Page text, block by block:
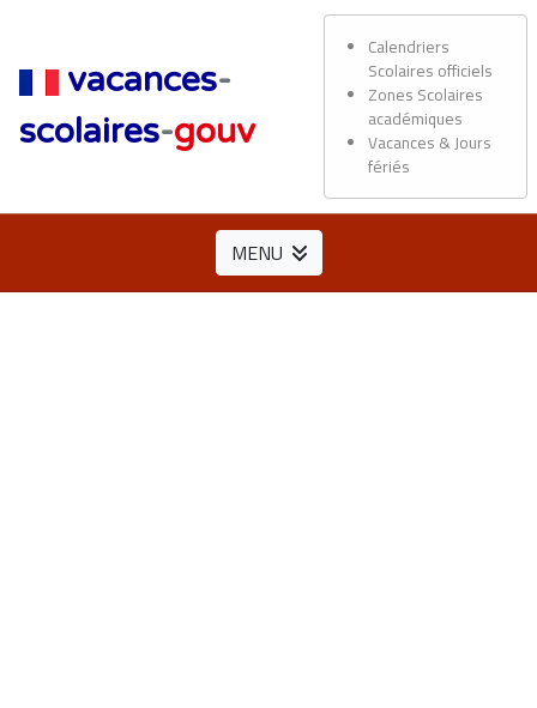
vacances-
scolaires-gouv
Calendriers
Scolaires officiels
Zones Scolaires
académiques
Vacances & Jours
fériés
MENU